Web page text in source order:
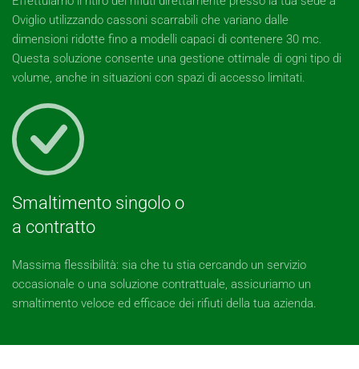
Oviglio utilizzando cassoni scarrabili che variano dalle
dimensioni ridotte fino a modelli capaci di contenere 30 mc.
Questa soluzione consente una gestione ottimale di ogni tipo di
volume, anche in situazioni con spazi di accesso limitati.
Smaltimento singolo o
a contratto
Massima flessibilità: sia che tu stia cercando un servizio
occasionale o una soluzione contrattuale, assicuriamo un
smaltimento veloce ed efficace dei rifiuti della tua azienda.